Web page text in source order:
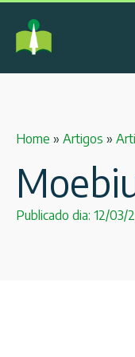
Home » Artigos »
Publicado dia: 12/03/